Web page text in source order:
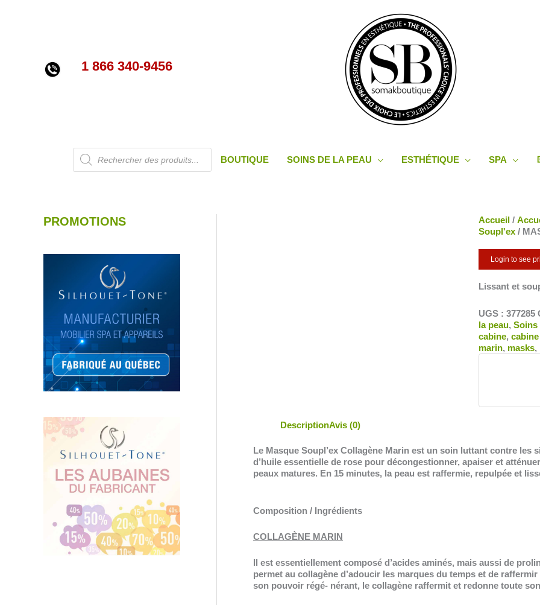
1 866 340-9456
Recherche
de
produits
BOUTIQUE SOINS DE LA PEAU ESTHÉTIQUE SPA
PROMOTIONS Accueil /
Soupl'ex /
Login to see
Lissant et
UGS :377285
la peau,Soins
cabine,
marin, masks,
DescriptionAvis (0)
Le Masque Soupl’ex Collagène Marin est un soin luttant contre les
d’huile essentielle de rose pour décongestionner, apaiser et
peaux matures. En 15 minutes, la peau est raffermie, repulpée et
Composition / Ingrédients
COLLAGÈNE MARIN
Il est essentiellement composé d’acides aminés, mais aussi de
permet au collagène d’adoucir les marques du temps et de
son pouvoir régé- nérant, le collagène raffermit et redonne toute